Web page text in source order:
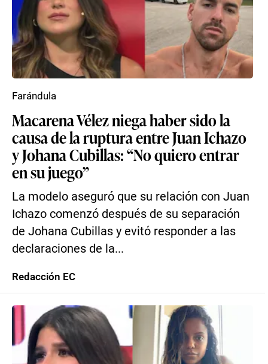
Macarena Vélez niega haber sido la
causa de la ruptura entre Juan Ichazo
y Johana Cubillas: “No quiero entrar
en su juego”
La modelo aseguró que su relación con Juan
Ichazo comenzó después de su separación
de Johana Cubillas y evitó responder a las
declaraciones de la...
Farándula
Redacción EC